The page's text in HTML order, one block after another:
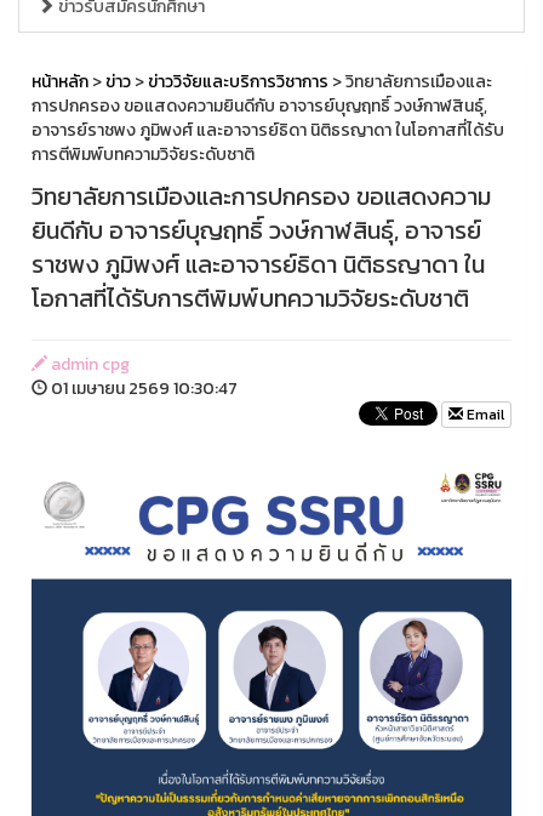
ข่าวรับสมัครนักศึกษา
หน้าหลัก>ข่าว>ข่าววิจัยและบริการวิชาการ > วิทยาลัยการเมืองและ
การปกครอง ขอแสดงความยินดีกับ อาจารย์บุญฤทธิ์ วงษ์กาฬสินธุ์,
อาจารย์ราชพง ภูมิพงศ์ และอาจารย์ธิดา นิติธรญาดา ในโอกาสที่ได้รับ
การตีพิมพ์บทความวิจัยระดับชาติ
วิทยาลัยการเมืองและการปกครอง ขอแสดงความ
ยินดีกับ อาจารย์บุญฤทธิ์ วงษ์กาฬสินธุ์, อาจารย์
ราชพง ภูมิพงศ์ และอาจารย์ธิดา นิติธรญาดา ใน
โอกาสที่ได้รับการตีพิมพ์บทความวิจัยระดับชาติ
admin cpg
01 เมษายน 2569 10:30:47
Email